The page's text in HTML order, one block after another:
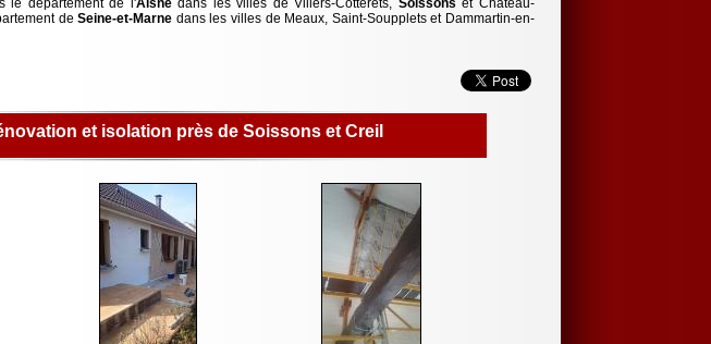
le département de l'Aisnedans les villes de Villers-Cotterêts, Soissons et Château-
deSeine-et-Marne dans les villes de Meaux, Saint-Soupplets et Dammartin-en-
et isolation près de Soissons et Creil